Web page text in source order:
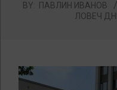
BY: ПАВЛИН ИВАНОВ
ЛОВЕЧ